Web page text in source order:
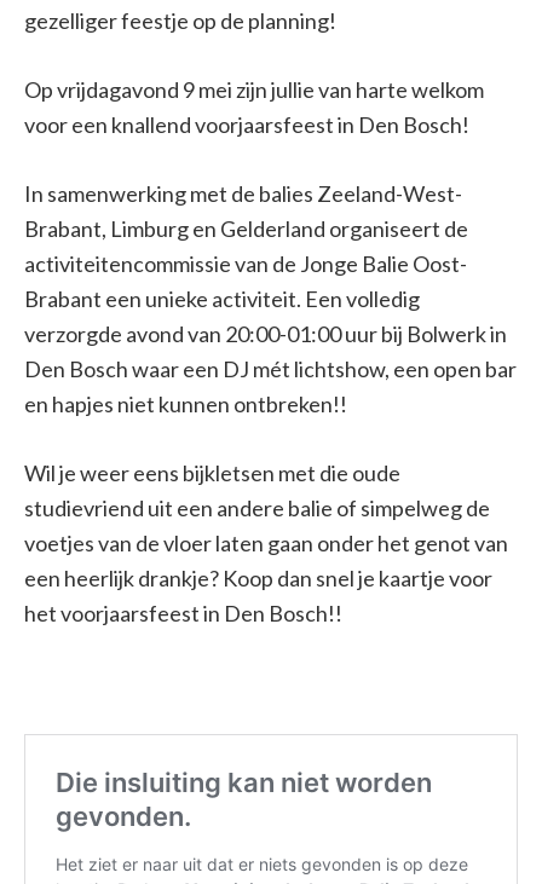
gezelliger feestje op de planning!
Op vrijdagavond 9 mei zijn jullie van harte welkom
voor een knallend voorjaarsfeest in Den Bosch!
In samenwerking met de balies Zeeland-West-
Brabant, Limburg en Gelderland organiseert de
activiteitencommissie van de Jonge Balie Oost-
Brabant een unieke activiteit. Een volledig
verzorgde avond van 20:00-01:00 uur bij Bolwerk in
Den Bosch waar een DJ mét lichtshow, een open bar
en hapjes niet kunnen ontbreken!!
Wil je weer eens bijkletsen met die oude
studievriend uit een andere balie of simpelweg de
voetjes van de vloer laten gaan onder het genot van
een heerlijk drankje? Koop dan snel je kaartje voor
het voorjaarsfeest in Den Bosch!!